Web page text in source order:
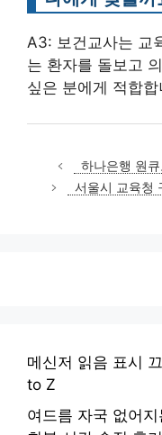
A3: 보건교사는 교
는 환자를 돌보고
싶은 분에게 적합합
하나은행 원
서울시 교육청
메신저 읽음 표시
to Z
여드름 자국 없어